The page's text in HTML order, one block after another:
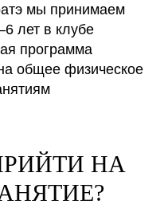
мы принимаем
лет в клубе
программа
общее физическое
НА